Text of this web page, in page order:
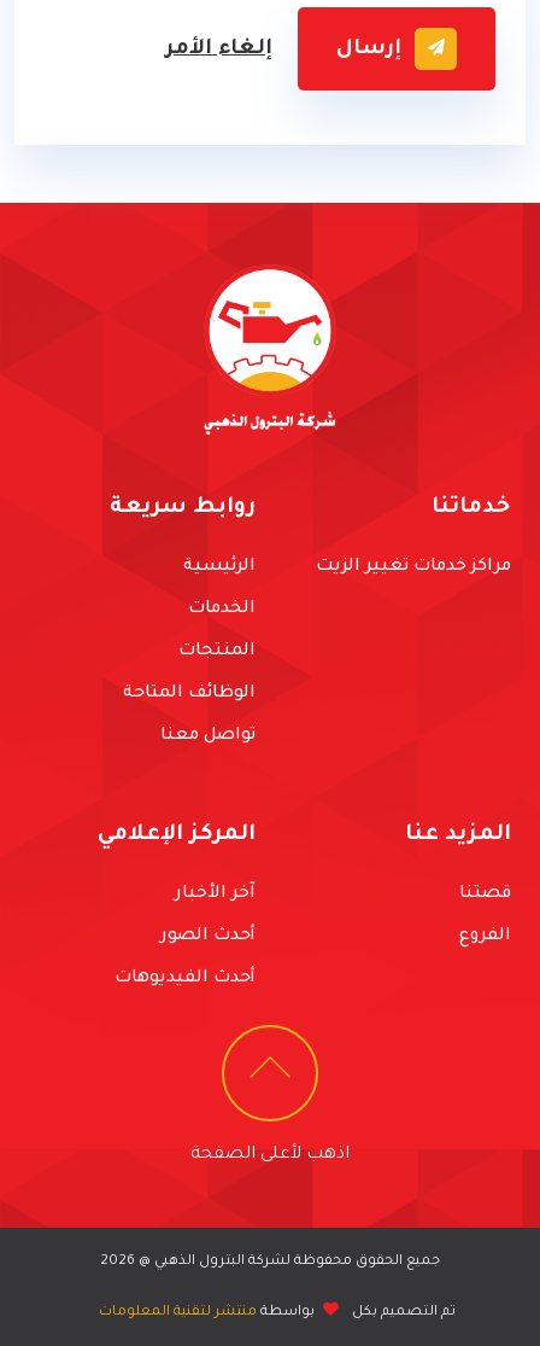
إرسال إلغاء الأمر
خدماتنا
مراكز خدمات تغيير الزيت
روابط سريعة
الرئيسية
الخدمات
المنتجات
الوظائف المتاحة
تواصل معنا
المزيد عنا
قصتنا
الفروع
المركز الإعلامي
آخر الأخبار
أحدث الصور
أحدث الفيديوهات
اذهب لأعلى الصفحة
جميع الحقوق محفوظة لشركة البترول الذهبي @ 2026
تم التصميم بكل بواسطة منتشر لتقنية المعلومات